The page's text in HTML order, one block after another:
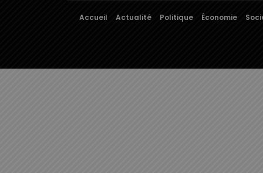
Accueil Actualité Politique Économie